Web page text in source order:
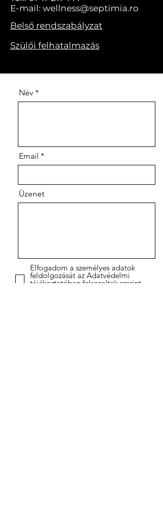
E-mail: wellness@septimia.ro
Belső rendszabályzat
Szülői felhatalmazás
Név
Email
Üzenet
Elfogadom a személyes adatok
feldolgozását az Adatvédelmi
tájékoztatóban felsoroltak szerint